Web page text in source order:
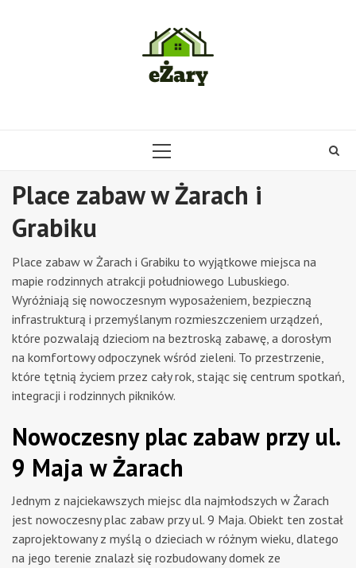
PRIMARY
Place zabaw w Żarach i
Grabiku
Place zabaw w Żarach i Grabiku to wyjątkowe miejsca na
mapie rodzinnych atrakcji południowego Lubuskiego.
Wyróżniają się nowoczesnym wyposażeniem, bezpieczną
infrastrukturą i przemyślanym rozmieszczeniem urządzeń,
które pozwalają dzieciom na beztroską zabawę, a dorosłym
na komfortowy odpoczynek wśród zieleni. To przestrzenie,
które tętnią życiem przez cały rok, stając się centrum spotkań,
integracji i rodzinnych pikników.
Nowoczesny plac zabaw przy ul.
9 Maja w Żarach
Jednym z najciekawszych miejsc dla najmłodszych w Żarach
jest nowoczesny plac zabaw przy ul. 9 Maja. Obiekt ten został
zaprojektowany z myślą o dzieciach w różnym wieku, dlatego
na jego terenie znalazł się rozbudowany domek ze